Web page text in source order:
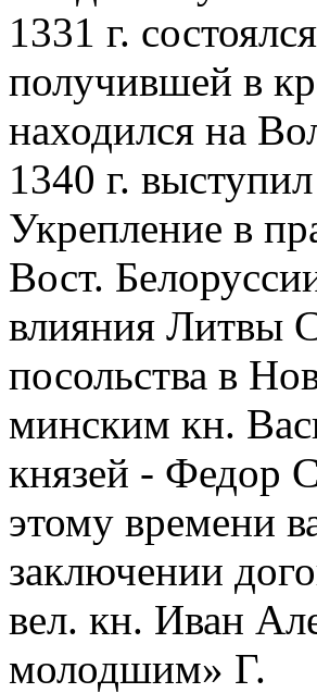
1331 г.
получившей в
находился на
1340 г.
Укрепление в
Вост.
влияния Литвы
посольства в
минским кн.
князей - Федор
этому времени
заключении
вел. кн. Иван
молодшим» Г.